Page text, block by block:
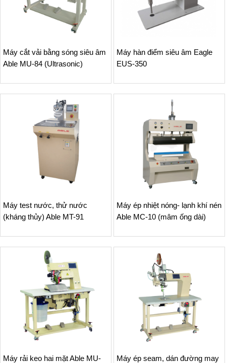
Máy cắt vải bằng sóng siêu âm
Able MU-84 (Ultrasonic)
Máy hàn điểm siêu âm Eagle
EUS-350
Máy test nước, thử nước
(kháng thủy) Able MT-91
Máy ép nhiệt nóng- lạnh khí nén
Able MC-10 (mâm ống dài)
Máy rải keo hai mặt Able MU-
Máy ép seam, dán đường may